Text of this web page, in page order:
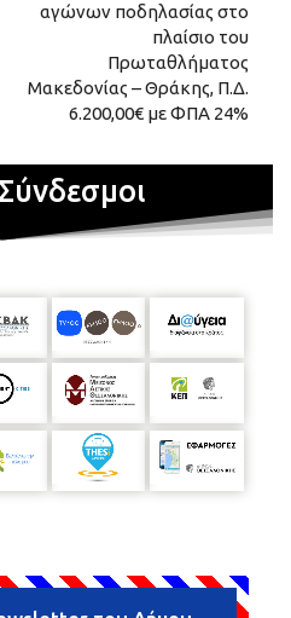
αγώνων ποδηλασίας στο
πλαίσιο του
Πρωταθλήματος
Μακεδονίας – Θράκης, Π.Δ.
6.200,00€ με ΦΠΑ 24%